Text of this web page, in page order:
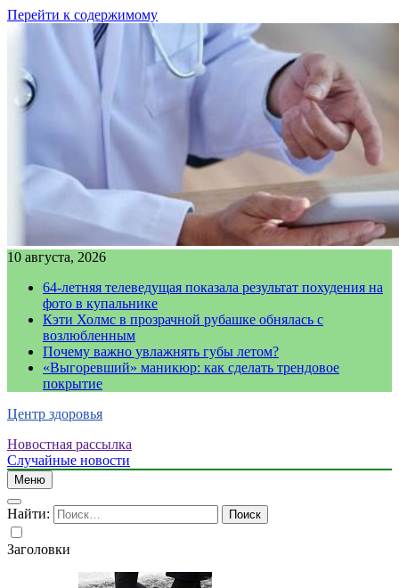
Перейти к содержимому
10 августа, 2026
64-летняя телеведущая показала результат похудения на
фото в купальнике
Кэти Холмс в прозрачной рубашке обнялась с
возлюбленным
Почему важно увлажнять губы летом?
«Выгоревший» маникюр: как сделать трендовое
покрытие
Центр здоровья
Новостная рассылка
Случайные новости
Меню
Найти:
Заголовки